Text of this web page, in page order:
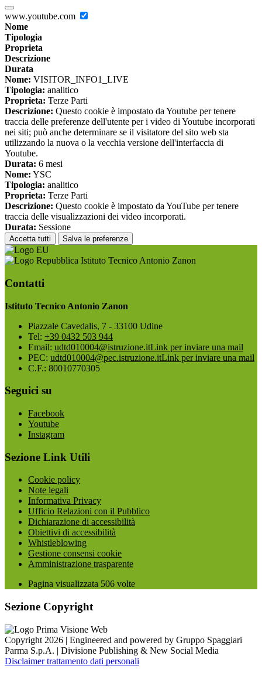
www.youtube.com
Nome
Tipologia
Proprieta
Descrizione
Durata
Nome: VISITOR_INFO1_LIVE
Tipologia: analitico
Proprieta: Terze Parti
Descrizione: Questo cookie è impostato da Youtube per tenere
traccia delle preferenze dell'utente per i video di Youtube incorporati
nei siti; può anche determinare se il visitatore del sito web sta
utilizzando la nuova o la vecchia versione dell'interfaccia di
Youtube.
Durata: 6 mesi
Nome: YSC
Tipologia: analitico
Proprieta: Terze Parti
Descrizione: Questo cookie è impostato da YouTube per tenere
traccia delle visualizzazioni dei video incorporati.
Durata: Sessione
Accetta tutti Salva le preferenze
Istituto Tecnico Antonio Zanon
Contatti
Istituto Tecnico Antonio Zanon
Piazzale Cavedalis, 7 - 33100 Udine
Tel: +39 0432 503 944
Email: udtd010004@istruzione.itLink per inviare una mail
PEC: udtd010004@pec.istruzione.itLink per inviare una mail
C.F.: 80010770305
Seguici su
Facebook
Youtube
Instagram
Sezione Link Utili
Cookie policy
Note legali
Informativa Privacy
Ufficio Relazioni con il Pubblico
Dichiarazione di accessibilità
Obiettivi di accessibilità
Whistleblowing
Gestione consensi cookie
Amministrazione trasparente
Pagina visualizzata 506 volte
Sezione Copyright
Copyright 2026 | Engineered and powered by Gruppo Spaggiari
Parma S.p.A. | Divisione Publishing & New Social Media
Disclaimer trattamento dati personali